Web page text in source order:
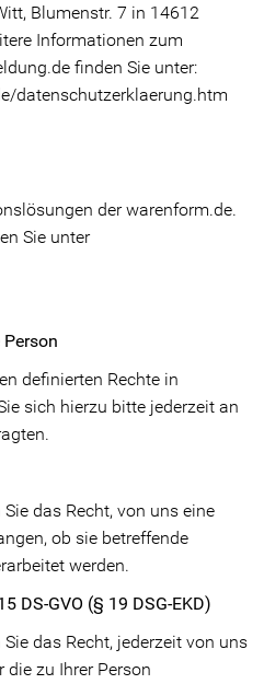
Blumenstr. 7 in 14612
Informationen zum
finden Sie unter:
datenschutzerklaerung.htm
der warenform.de.
Sie unter
definierten Rechte in
sich hierzu bitte jederzeit an
das Recht, von uns eine
ob sie betreffende
werden.
DS-GVO (§ 19 DSG-EKD)
das Recht, jederzeit von uns
zu Ihrer Person